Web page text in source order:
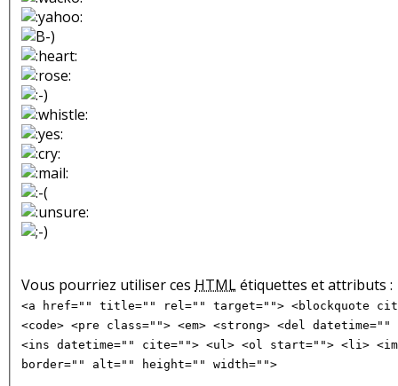
Vous pourriez utiliser ces HTMLétiquettes et attributs :
<a href="" title="" rel="" target=""> <blockquote
<code> <pre class=""> <em> <strong> <del
<ins datetime="" cite=""> <ul> <ol start=""> <li>
border="" alt="" height="" width="">